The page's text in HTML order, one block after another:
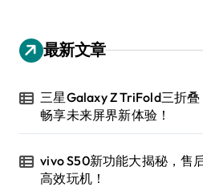
最新文章
三星Galaxy Z TriFold三折
畅享未来屏界新体验！
vivo S50新功能大揭秘，售
高效玩机！